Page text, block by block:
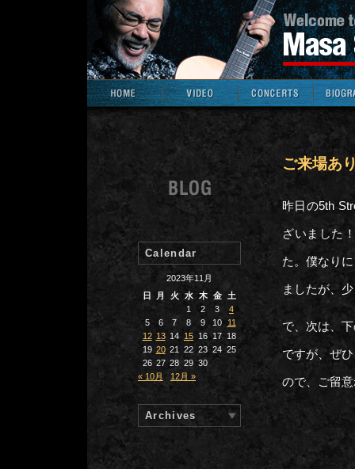
ご来場あ
昨日の5th
ざいました
た。僕なり
ましたが、
で、次は、
ですが、ぜ
ので、ご留
Calendar
2023年11月
日
月 火 水 木 金
土
1
2 3
4
5
6 7 8 9 10
11
12 13 14 15 16 17 18
19 20 21 22 23 24 25
26 27 28 29 30
« 10月
12月 »
Archives